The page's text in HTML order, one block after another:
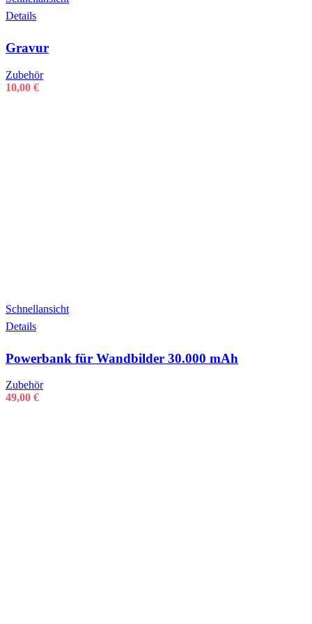
Details
Gravur
Zubehör
10,00 €
Schnellansicht
Details
Powerbank für Wandbilder 30.000 mAh
Zubehör
49,00 €